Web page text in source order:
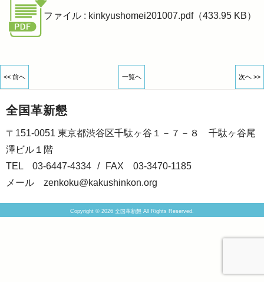
ファイル : kinkyushomei201007.pdf（433.95 KB）
<< 前へ 一覧へ 次へ >>
全国革新懇
〒151-0051 東京都渋谷区千駄ヶ谷１－７－８ 千駄ヶ谷尾
澤ビル１階
TEL 03-6447-4334 /
FAX 03-3470-1185
メール zenkoku@kakushinkon.org
Copyright © 2026 全国革新懇 All Rights Reserved.